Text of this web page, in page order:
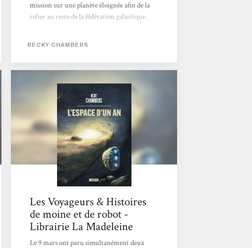
mission sur une planète éloignée afin de la
relier au reste de la fédération galactique.
sont pas absents pour autant !Durant ce
voyage, plein de réflexions autour des
différences sont partagées. L'auteure nous
montre la richesse des cultures, des
structures familiales, des relations, ou tout
simplement des espèces qui peuplent la
fédération...
BECKY CHAMBERS
Les Voyageurs & Histoires
de moine et de robot -
Librairie La Madeleine
Le 9 mars ont paru simultanément deux